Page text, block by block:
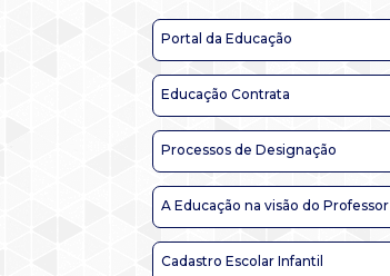
Portal da Educação
Educação Contrata
Processos de Designação
A Educação na visão do Professor
Cadastro Escolar Infantil